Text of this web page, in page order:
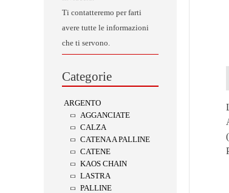
Ti contatteremo per farti
avere tutte le informazioni
che ti servono.
Categorie
ARGENTO
AGGANCIATE
CALZA
CATENA A PALLINE
CATENE
KAOS CHAIN
LASTRA
PALLINE